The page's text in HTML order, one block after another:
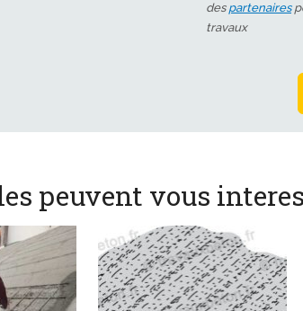
des partenaires
travaux
peuvent vous